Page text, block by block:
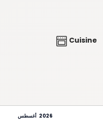
Cuisine
أغسطس 2026